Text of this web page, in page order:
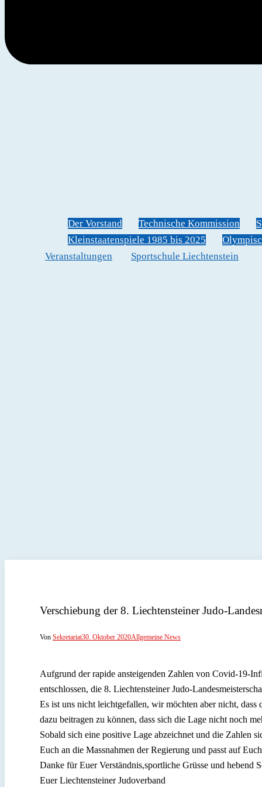
Der Vorstand Technische Kommission
Kleinstaatenspiele 1985 bis 2025
Veranstaltungen
Sportschule Liechtenstein
Verschiebung der 8. Liechtensteiner Judo-
Von Sekretariat30. Oktober 2020Allgemeine News
Aufgrund der rapide ansteigenden Zahlen von Covid-19-
entschlossen, die 8. Liechtensteiner Judo-
Es ist uns nicht leichtgefallen, wir möchten aber nicht,
dazu beitragen zu können, dass sich die Lage nicht noch
Sobald sich eine positive Lage abzeichnet und die Zahlen
Euch an die Massnahmen der Regierung und passt auf
Danke für Euer Verständnis,sportliche Grüsse und hebend
Euer Liechtensteiner Judoverband